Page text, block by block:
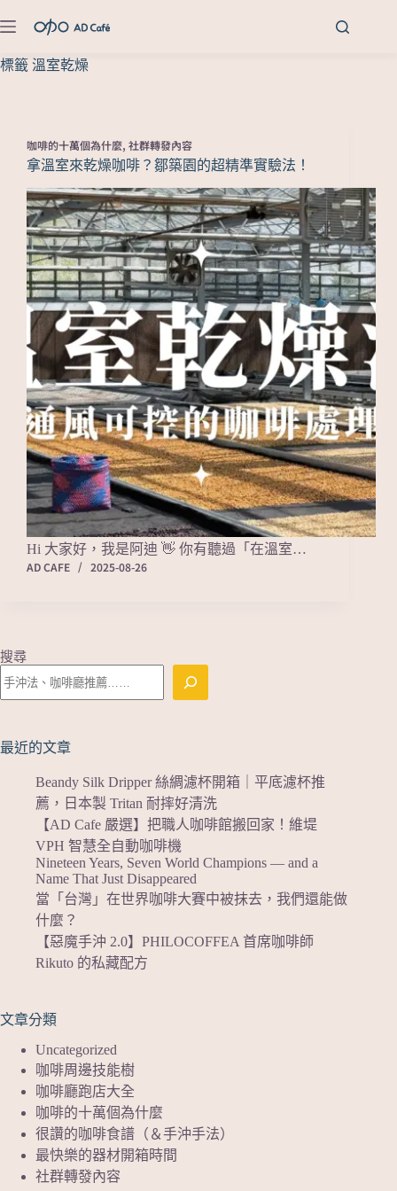
標籤 溫室乾燥
咖啡的十萬個為什麼, 社群轉發內容
拿溫室來乾燥咖啡？鄒築園的超精準實驗法！
Hi 大家好，我是阿迪 👋 你有聽過「在溫室…
AD CAFE
2025-08-26
搜尋
最近的文章
Beandy Silk Dripper 絲綢濾杯開箱｜平底濾杯推
薦，日本製 Tritan 耐摔好清洗
【AD Cafe 嚴選】把職人咖啡館搬回家！維堤
VPH 智慧全自動咖啡機
Nineteen Years, Seven World Champions — and a
Name That Just Disappeared
當「台灣」在世界咖啡大賽中被抹去，我們還能做
什麼？
【惡魔手沖 2.0】PHILOCOFFEA 首席咖啡師
Rikuto 的私藏配方
文章分類
Uncategorized
咖啡周邊技能樹
咖啡廳跑店大全
咖啡的十萬個為什麼
很讚的咖啡食譜（＆手沖手法）
最快樂的器材開箱時間
社群轉發內容